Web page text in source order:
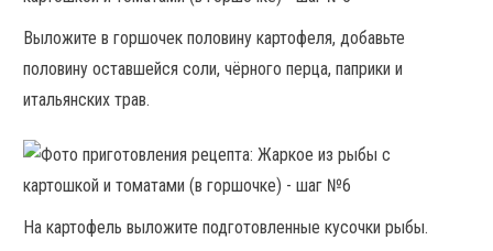
Выложите в горшочек половину картофеля, добавьте
половину оставшейся соли, чёрного перца, паприки и
итальянских трав.
На картофель выложите подготовленные кусочки рыбы.